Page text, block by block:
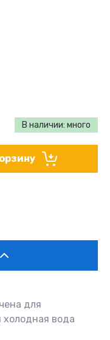
В наличии: много
для
холодная вода